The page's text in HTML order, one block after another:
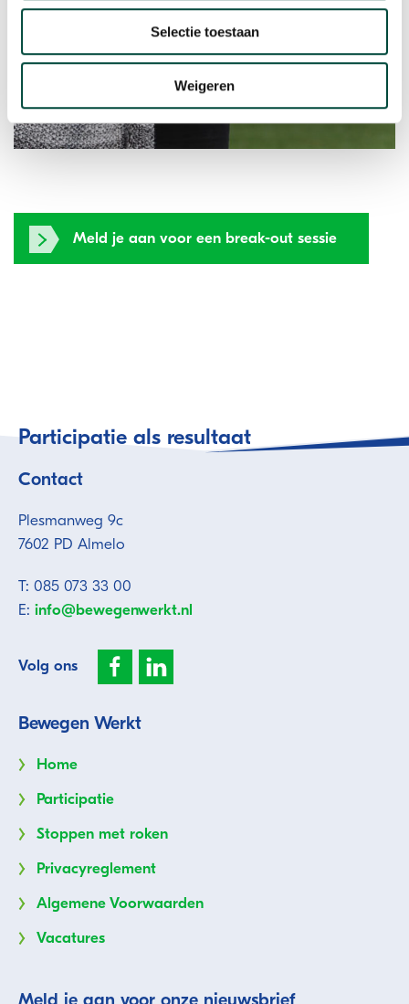
Selectie toestaan
Weigeren
Meld je aan voor een break-out sessie
Participatie als resultaat
Contact
Plesmanweg 9c
7602 PD Almelo
T: 085 073 33 00
E: info@bewegenwerkt.nl
Volg ons
Bewegen Werkt
Home
Participatie
Stoppen met roken
Privacyreglement
Algemene Voorwaarden
Vacatures
Meld je aan voor onze nieuwsbrief